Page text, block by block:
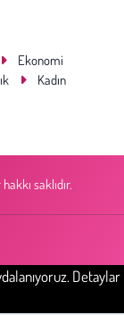
Ekonomi
Kadın
saklıdır.
Detaylar